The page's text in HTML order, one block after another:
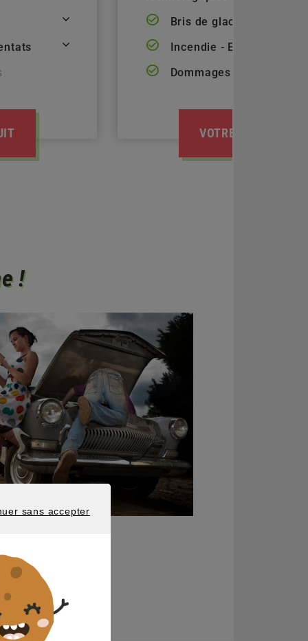
Bris de glace
Incendie - Explosion -
Dommages tous
VOTRE DEVIS
!
sans accepter